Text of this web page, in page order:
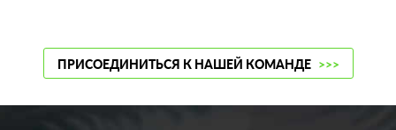
ПРИСОЕДИНИТЬСЯ К НАШЕЙ КОМАНДЕ >>>